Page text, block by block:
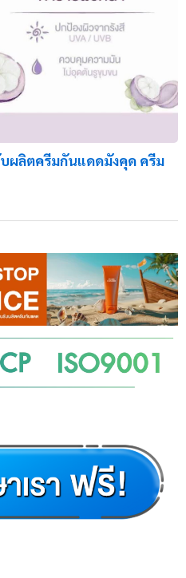
ผลิตครีมกันแดดมังคุด ครีม